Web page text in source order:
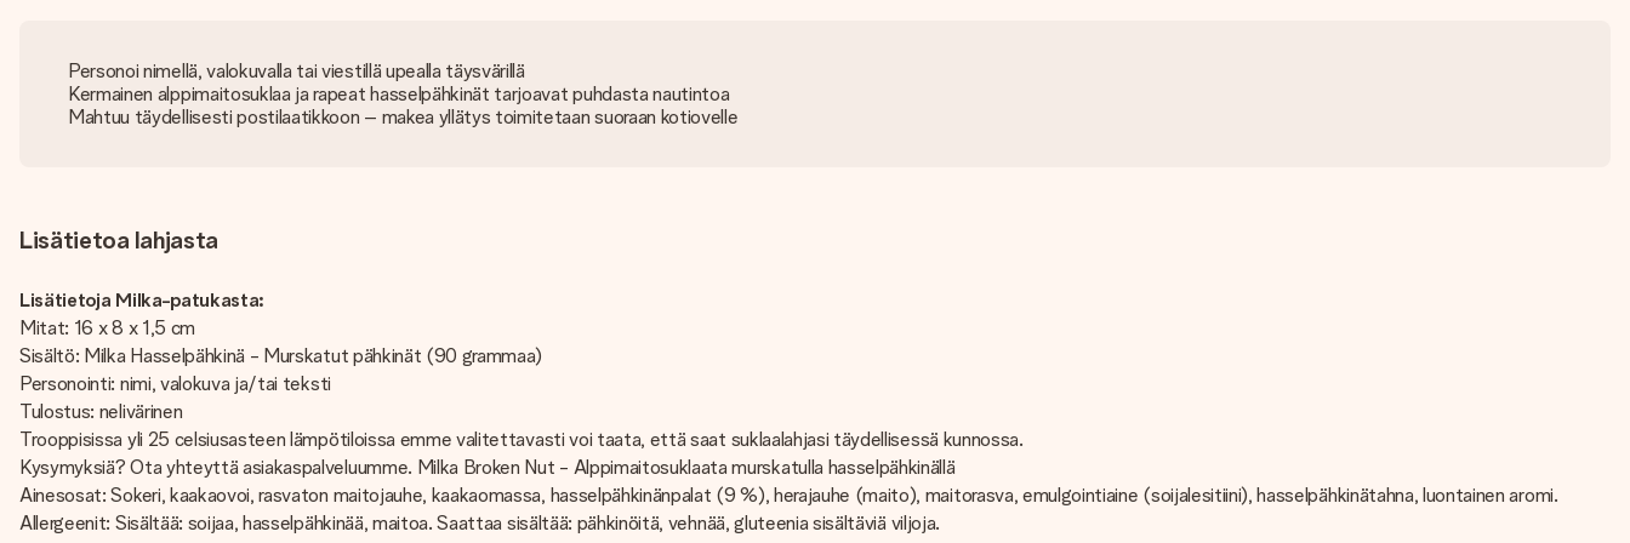
Personoi nimellä, valokuvalla tai viestillä upealla täysvärillä
Kermainen alppimaitosuklaa ja rapeat hasselpähkinät tarjoavat puhdasta nautintoa
Mahtuu täydellisesti postilaatikkoon – makea yllätys toimitetaan suoraan kotiovelle
Lisätietoa lahjasta
Lisätietoja Milka-patukasta:
Mitat: 16 x 8 x 1,5 cm
Sisältö: Milka Hasselpähkinä - Murskatut pähkinät (90 grammaa)
Personointi: nimi, valokuva ja/tai teksti
Tulostus: nelivärinen
Trooppisissa yli 25 celsiusasteen lämpötiloissa emme valitettavasti voi taata, että saat suklaalahjasi täydellisessä kunnossa.
Kysymyksiä? Ota yhteyttä asiakaspalveluumme. Milka Broken Nut - Alppimaitosuklaata murskatulla hasselpähkinällä
Ainesosat: Sokeri, kaakaovoi, rasvaton maitojauhe, kaakaomassa, hasselpähkinänpalat (9 %), herajauhe (maito), maitorasva, emulgointiaine (soijalesitiini), hasselpähkinätahna, luontainen aromi.
Allergeenit: Sisältää: soijaa, hasselpähkinää, maitoa. Saattaa sisältää: pähkinöitä, vehnää, gluteenia sisältäviä viljoja.